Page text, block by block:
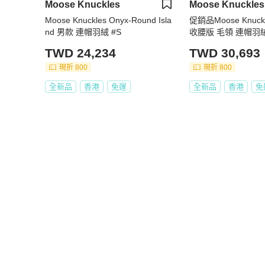
Moose Knuckles
Moose Knuckles Onyx-Round Isla
nd 男款 連帽羽絨 #S
TWD 24,234
現折 800
全新品 香港 免運
Moose Knuckles
促銷品Moose
收腰版 毛領 連帽羽
TWD 30,693
現折 800
全新品 香港 免